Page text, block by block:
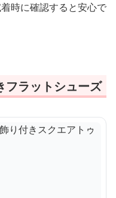
時に確認すると安心で
フラットシューズ